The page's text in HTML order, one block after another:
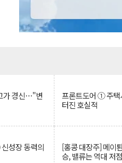
가 경신…"변 프론트도어 ① 주택
터진 호실적
성장 동력의 [홍콩 대장주] 메이
승, 밸류는 역대 저점